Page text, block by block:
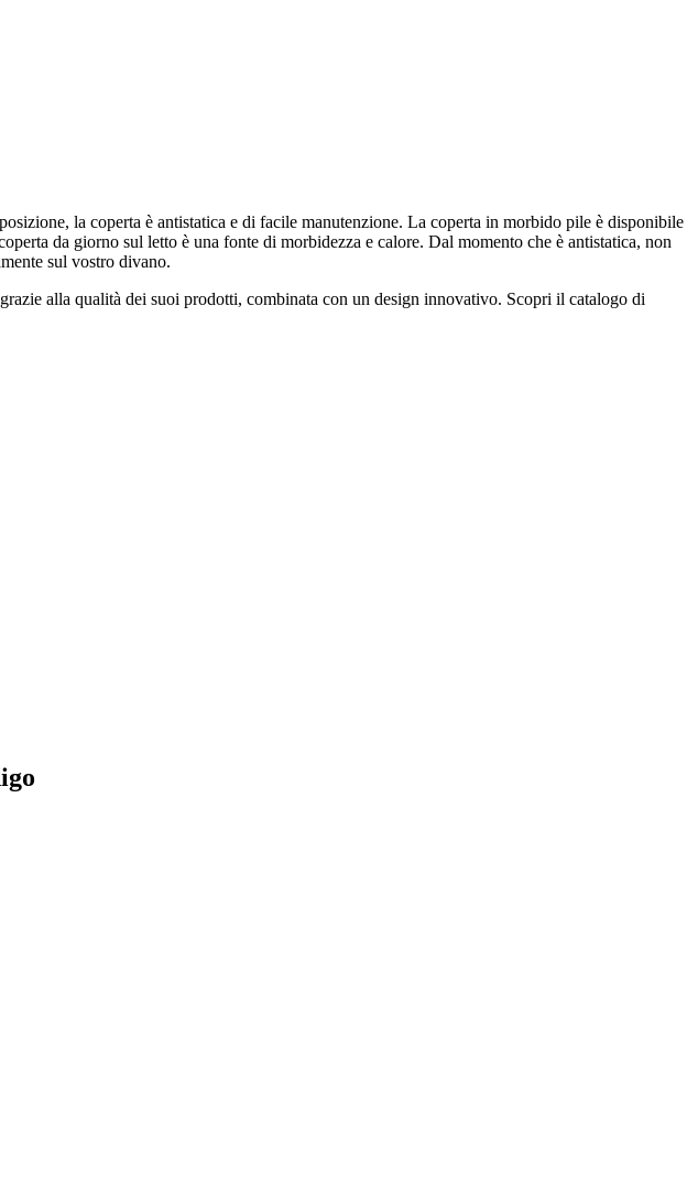
la coperta è antistatica e di facile manutenzione. La coperta in morbido pile è disponibile
da giorno sul letto è una fonte di morbidezza e calore. Dal momento che è antistatica, non
sul vostro divano.
alla qualità dei suoi prodotti, combinata con un design innovativo. Scopri il catalogo di